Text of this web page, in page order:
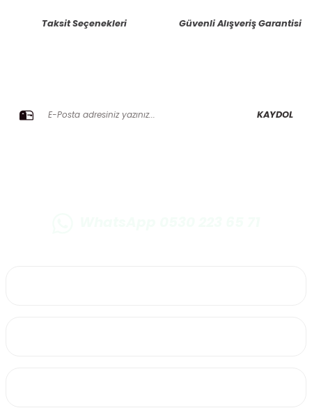
Taksit Seçenekleri Güvenli Alışveriş Garantisi
KAYDOL